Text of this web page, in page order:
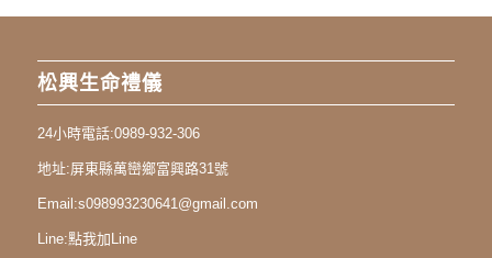
松興生命禮儀
24小時電話:0989-932-306
地址:屏東縣萬巒鄉富興路31號
Email:s098993230641@gmail.com
Line:點我加Line